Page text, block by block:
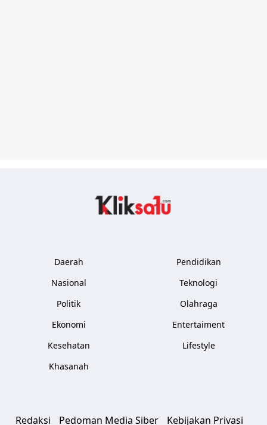
Daerah
Nasional
Politik
Ekonomi
Kesehatan
Khasanah
Pendidikan
Teknologi
Olahraga
Entertaiment
Lifestyle
Redaksi Pedoman Media Siber Kebijakan Privasi